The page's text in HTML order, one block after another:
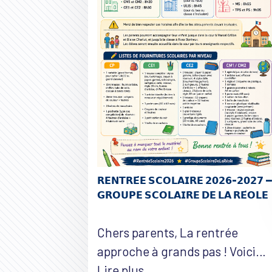
𝗥𝗘𝗡𝗧𝗥𝗘́𝗘 𝗦𝗖𝗢𝗟𝗔𝗜𝗥𝗘 𝟮𝟬𝟮𝟲-𝟮𝟬𝟮𝟳 —
𝗚𝗥𝗢𝗨𝗣𝗘 𝗦𝗖𝗢𝗟𝗔𝗜𝗥𝗘 𝗗𝗘 𝗟𝗔 𝗥𝗘́𝗢𝗟𝗘
Chers parents, La rentrée
approche à grands pas ! Voici…